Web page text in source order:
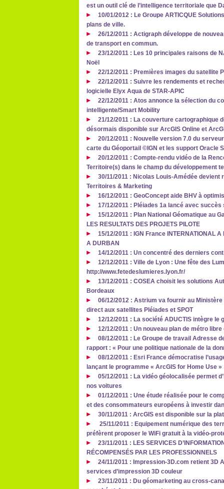
est un outil clé de l’intelligence territoriale que
10/01/2012 : Le Groupe ARTICQUE
plans de ville.
26/12/2011 : Actigraph développe de
de transport en commun.
23/12/2011 : Les 10 principales raisons de
Noël
22/12/2011 : Premières images du satellite
22/12/2011 : Suivre les rendements et
logicielle Elyx Aqua de STAR-APIC
22/12/2011 : Atos annonce la sélection du
intelligente/Smart Mobility
21/12/2011 : La couverture cartographique
désormais disponible sur ArcGIS Online et
20/12/2011 : Nouvelle version 7.0 du
carte du Géoportail ©IGN et les support Oracle
20/12/2011 : Compte-rendu vidéo de la
Territoire(s) dans le champ du développement
30/11/2011 : Nicolas Louis-Amédée
Territoires & Marketing
16/12/2011 : GeoConcept aide BHV à
17/12/2011 : Pléiades 1a lancé avec
15/12/2011 : Plan National Géomatique au
LES RESULTATS DES PROJETS PILOTE
15/12/2011 : IGN France INTERNATIONAL A
A DURBAN
14/12/2011 : Un concentré des derniers
12/12/2011 : Ville de Lyon : Une fête des
http://www.fetedeslumieres.lyon.fr/
13/12/2011 : COSEA choisit les solutions
Bordeaux
06/12/2012 : Astrium va fournir au
direct aux satellites Pléiades et SPOT
12/12/2011 : La société ADUCTIS intègre le
12/12/2011 : Un nouveau plan de métro
08/12/2011 : Le Groupe de travail Adresse
rapport : « Pour une politique nationale de la
08/12/2011 : Esri France démocratise
lançant le programme « ArcGIS for Home Use »
05/12/2011 : La vidéo géolocalisée permet
nos voitures
01/12/2011 : Une étude réalisée pour le
et des consommateurs européens à investir
30/11/2011 : ArcGIS est disponible sur la
25/11/2011 : Equipement numérique des
préfèrent proposer le WiFi gratuit à la vidéo-
23/11/2011 : LES SERVICES
RÉCOMPENSÉS PAR LES PROFESSIONNELS
24/11/2011 : Impression-3D.com retient 3D
services d’impression 3D couleur
23/11/2011 : Du géomarketing au cross-